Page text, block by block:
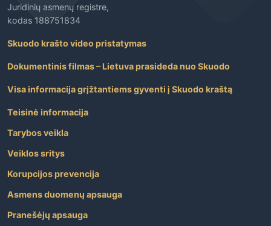
Juridinių asmenų registre,
kodas 188751834
Skuodo krašto video pristatymas
Dokumentinis filmas – Lietuva prasideda nuo Skuodo
Visa informacija grįžtantiems gyventi į Skuodo kraštą
Teisinė informacija
Tarybos veikla
Veiklos sritys
Korupcijos prevencija
Asmens duomenų apsauga
Pranešėjų apsauga